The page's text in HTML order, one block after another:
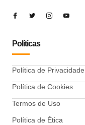
Políticas
Política de Privacidade
Política de Cookies
Termos de Uso
Política de Ética